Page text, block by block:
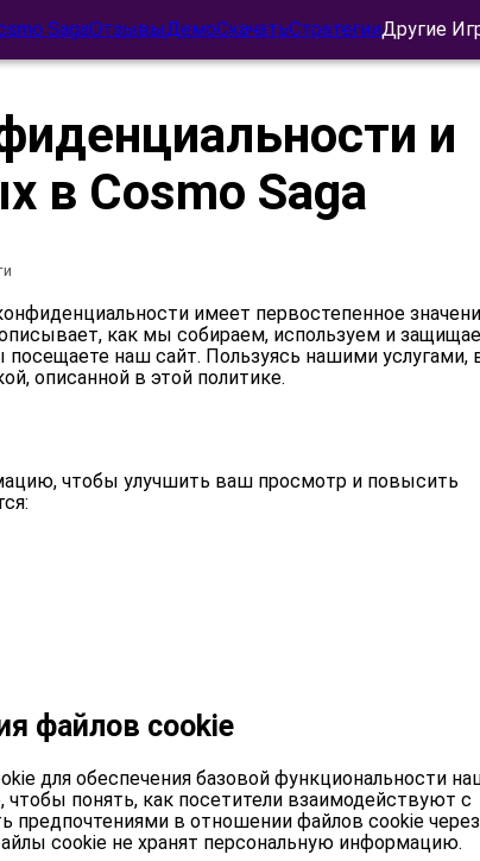
SagaОтзывыДемоСкачатьСтратегииДругие
и
в Cosmo Saga
имеет первостепенное
как мы собираем, используем и
наш сайт. Пользуясь нашими услугами,
описанной в этой политике.
чтобы улучшить ваш просмотр и повысить
файлов cookie
для обеспечения базовой функциональности
чтобы понять, как посетители взаимодействуют с
в отношении файлов cookie через
cookie не хранят персональную информацию.